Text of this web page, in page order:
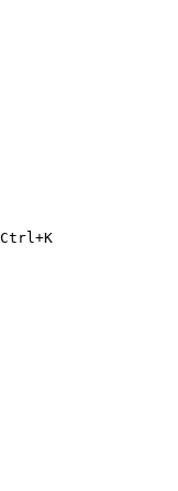
Ctrl+K